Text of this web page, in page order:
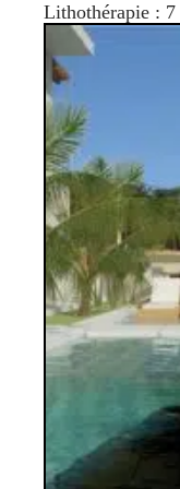
Lithothérapie :